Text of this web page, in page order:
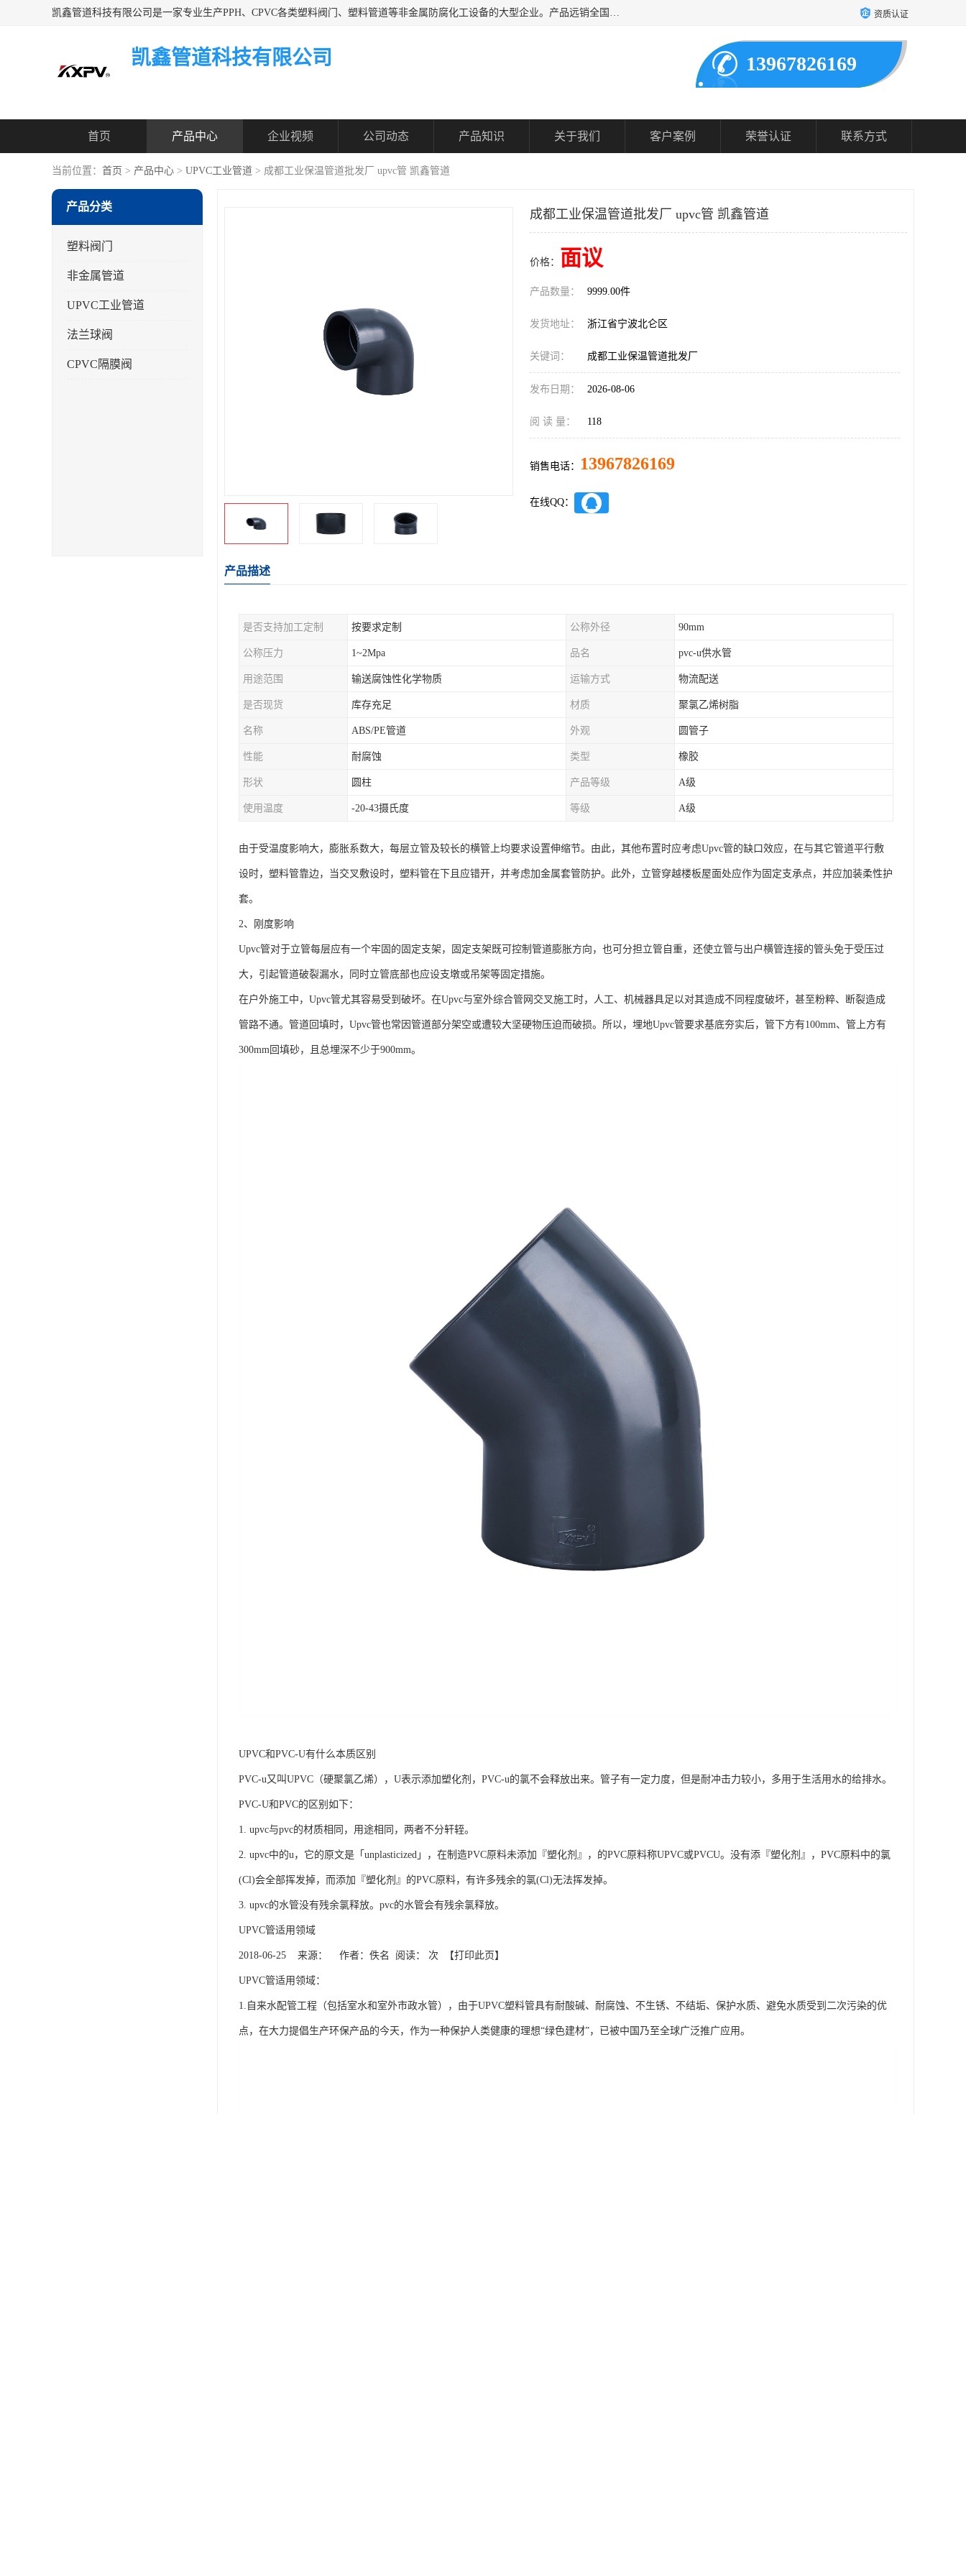
凯鑫管道科技有限公司是一家专业生产PPH、CPVC各类塑料阀门、塑料管道等非金属防腐化工设备的大型企业。产品远销全国三十一个省、市、自治区,广泛应用于化工、石油、氯碱、染料、制药、农药等行业，深受广大用户欢迎，是目前国内生产化工泵、阀门规模较大的生产基地之一。 资质认证
凯鑫管道科技有限公司 13967826169
首页 产品中心 企业视频 公司动态 产品知识 关于我们 客户案例 荣誉认证 联系方式
当前位置： 首页 > 产品中心 > UPVC工业管道 > 成都工业保温管道批发厂 upvc管 凯鑫管道
产品分类
塑料阀门
非金属管道
UPVC工业管道
法兰球阀
CPVC隔膜阀
成都工业保温管道批发厂 upvc管 凯鑫管道
价格： 面议
产品数量： 9999.00件
发货地址： 浙江省宁波北仑区
关键词： 成都工业保温管道批发厂
发布日期： 2026-08-06
阅 读 量： 118
销售电话： 13967826169
在线QQ：
产品描述
是否支持加工定制 按要求定制 公称外径 90mm
公称压力 1~2Mpa 品名 pvc-u供水管
用途范围 输送腐蚀性化学物质 运输方式 物流配送
是否现货 库存充足 材质 聚氯乙烯树脂
名称 ABS/PE管道 外观 圆管子
性能 耐腐蚀 类型 橡胶
形状 圆柱 产品等级 A级
使用温度 -20-43摄氏度 等级 A级
由于受温度影响大，膨胀系数大，每层立管及较长的横管上均要求设置伸缩节。由此，其他布置时应考虑Upvc管的缺口效应，在与其它管道平行敷
设时，塑料管靠边，当交叉敷设时，塑料管在下且应错开，并考虑加金属套管防护。此外，立管穿越楼板屋面处应作为固定支承点，并应加装柔性护
套。
2、刚度影响
Upvc管对于立管每层应有一个牢固的固定支架，固定支架既可控制管道膨胀方向，也可分担立管自重，还使立管与出户横管连接的管头免于受压过
大，引起管道破裂漏水，同时立管底部也应设支墩或吊架等固定措施。
在户外施工中，Upvc管尤其容易受到破坏。在Upvc与室外综合管网交叉施工时，人工、机械器具足以对其造成不同程度破坏，甚至粉粹、断裂造成
管路不通。管道回填时，Upvc管也常因管道部分架空或遭较大坚硬物压迫而破损。所以，埋地Upvc管要求基底夯实后，管下方有100mm、管上方有
300mm回填砂，且总埋深不少于900mm。
UPVC和PVC-U有什么本质区别
PVC-u又叫UPVC（硬聚氯乙烯），U表示添加塑化剂，PVC-u的氯不会释放出来。管子有一定力度，但是耐冲击力较小，多用于生活用水的给排水。
PVC-U和PVC的区别如下：
1. upvc与pvc的材质相同，用途相同，两者不分轩轾。
2. upvc中的u，它的原文是「unplasticized」，在制造PVC原料未添加『塑化剂』，的PVC原料称UPVC或PVCU。没有添『塑化剂』，PVC原料中的氯
(Cl)会全部挥发掉，而添加『塑化剂』的PVC原料，有许多残余的氯(Cl)无法挥发掉。
3. upvc的水管没有残余氯释放。pvc的水管会有残余氯释放。
UPVC管适用领域
2018-06-25 来源： 作者：佚名 阅读： 次 【打印此页】
UPVC管适用领域：
1.自来水配管工程（包括室水和室外市政水管），由于UPVC塑料管具有耐酸碱、耐腐蚀、不生锈、不结垢、保护水质、避免水质受到二次污染的优
点，在大力提倡生产环保产品的今天，作为一种保护人类健康的理想“绿色建材”，已被中国乃至全球广泛推广应用。